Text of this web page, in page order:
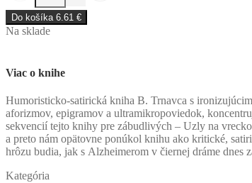
Do košíka 6.61 €
Na sklade
Viac o knihe
Humoristicko-satirická kniha B. Trnavca s
aforizmov, epigramov a ultramikropoviedok,
sekvencií tejto knihy pre zábudlivých – Uzly na
a preto nám opätovne ponúkol knihu ako kritické,
hrôzu budia, jak s Alzheimerom v čiernej dráme dnes
Kategória